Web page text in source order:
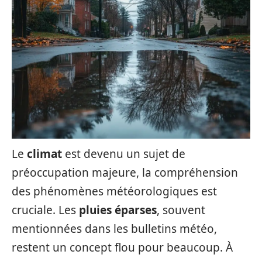
Le climat est devenu un sujet de
préoccupation majeure, la compréhension
des phénomènes météorologiques est
cruciale. Les pluies éparses, souvent
mentionnées dans les bulletins météo,
restent un concept flou pour beaucoup. À